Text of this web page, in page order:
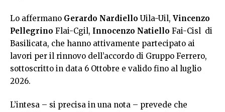
Lo affermano Gerardo Nardiello Uila-Uil, Vincenzo
Pellegrino Flai-Cgil, Innocenzo Natiello Fai-Cisl di
Basilicata, che hanno attivamente partecipato ai
lavori per il rinnovo dell’accordo di Gruppo Ferrero,
sottoscritto in data 6 Ottobre e valido fino al luglio
2026.
L’intesa – si precisa in una nota – prevede che